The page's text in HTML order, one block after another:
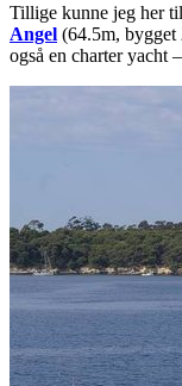
Tillige kunne jeg her
Angel (64.5m, bygget
også en charter yacht –